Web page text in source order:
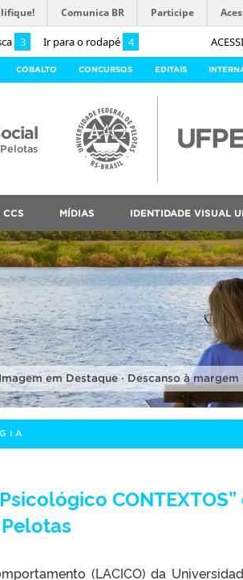
3 Ir para o rodapé 4
Comunica BR Participe
COBALTO CONCURSOS EDITAIS
CCS MÍDIAS IDENTIDADE VISUAL
em Destaque · Descanso à
(LACICO) da